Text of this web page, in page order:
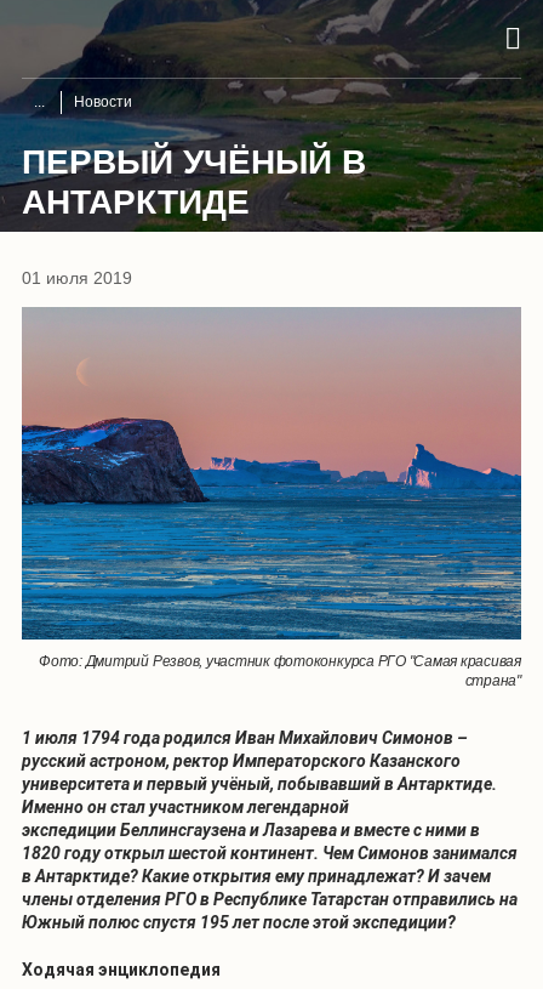
Новости
ПЕРВЫЙ УЧЁНЫЙ В
АНТАРКТИДЕ
01 июля 2019
Фото: Дмитрий Резвов, участник фотоконкурса РГО "Самая красивая
страна"
1 июля 1794 года родился Иван Михайлович Симонов –
русский астроном, ректор Императорского Казанского
университета и первый учёный, побывавший в Антарктиде.
Именно он стал участником легендарной
экспедиции Беллинсгаузена и Лазарева и вместе с ними в
1820 году открыл шестой континент. Чем Симонов занимался
в Антарктиде? Какие открытия ему принадлежат? И зачем
члены отделения РГО в Республике Татарстан отправились на
Южный полюс спустя 195 лет после этой экспедиции?
Ходячая энциклопедия